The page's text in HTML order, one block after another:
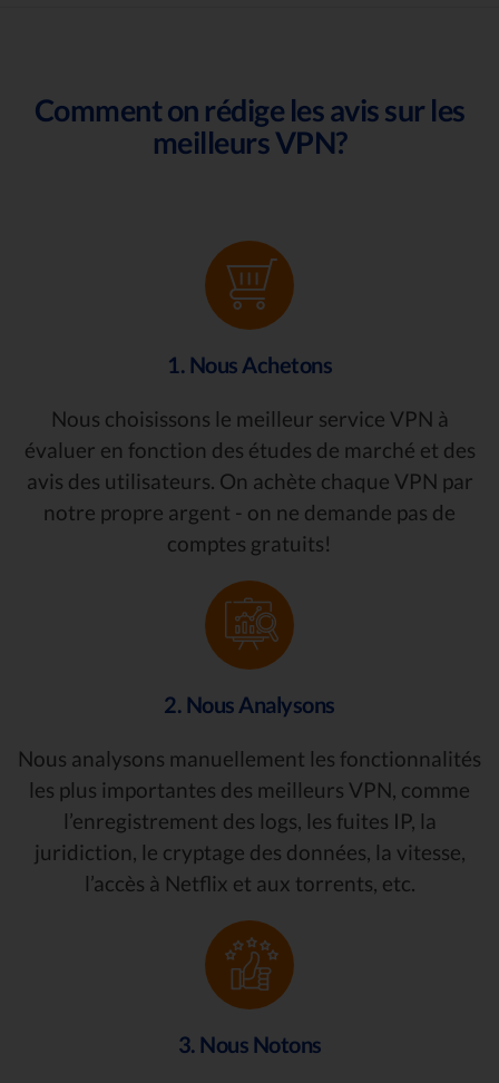
Comment on rédige les avis sur les
meilleurs VPN?
1. Nous Achetons
Nous choisissons le meilleur service VPN à
évaluer en fonction des études de marché et des
avis des utilisateurs. On achète chaque VPN par
notre propre argent - on ne demande pas de
comptes gratuits!
2. Nous Analysons
Nous analysons manuellement les fonctionnalités
les plus importantes des meilleurs VPN, comme
l’enregistrement des logs, les fuites IP, la
juridiction, le cryptage des données, la vitesse,
l’accès à Netflix et aux torrents, etc.
3. Nous Notons